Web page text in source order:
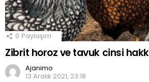
0 Paylaşım
Zibrit horoz ve tavuk cinsi
Ajanimo
13 Aralık 2021, 23:18